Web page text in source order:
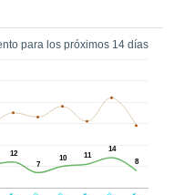
para los próximos 14 días
12
7
10 11
14
8